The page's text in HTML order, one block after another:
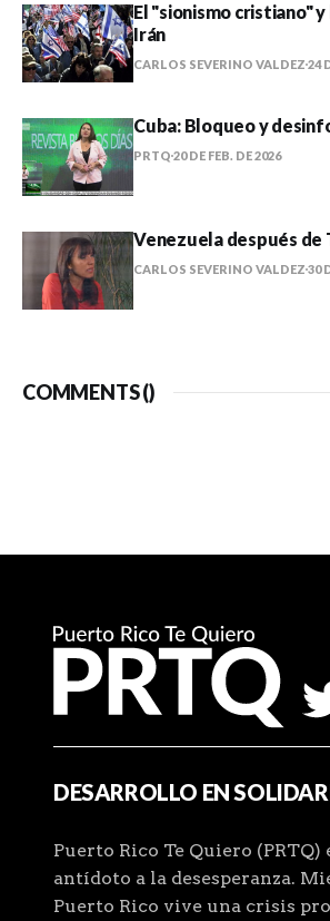
El "sionismo cristiano"
Irán
CARLOS SEVERINO VALDEZ 24
Cuba: Bloqueo y
PRTQ 20 DE FEB. DE 2026
Venezuela después de
CARLOS SEVERINO VALDEZ 30
COMMENTS ()
DESARROLLO EN
Puerto Rico Te Quiero (PRTQ)
antídoto a la desesperanza.
Puerto Rico vive una crisis